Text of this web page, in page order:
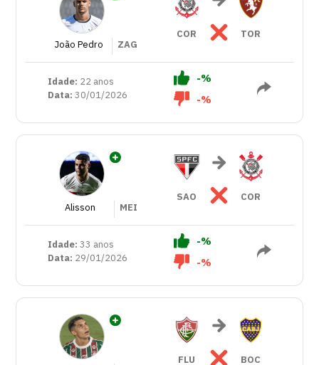
João Pedro ZAG
COR TOR
Idade: 22 anos
Data: 30/01/2026
-%
-%
Alisson MEI
SAO COR
Idade: 33 anos
Data: 29/01/2026
-%
-%
FLU BOC